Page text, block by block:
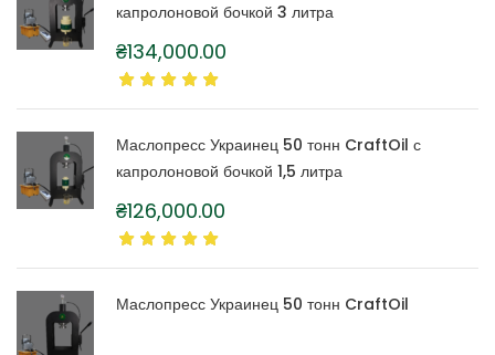
капролоновой бочкой 3 литра
₴134,000.00
Маслопресс Украинец 50 тонн CraftOil с
капролоновой бочкой 1,5 литра
₴126,000.00
Маслопресс Украинец 50 тонн CraftOil